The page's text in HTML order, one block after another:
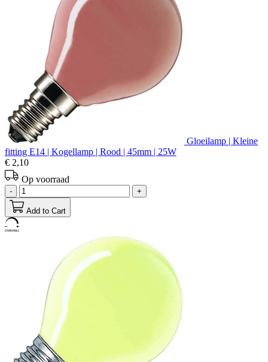
Gloeilamp | Kleine
fitting E14 | Kogellamp | Rood | 45mm | 25W
€ 2,10
Op voorraad
- +
Add to Cart